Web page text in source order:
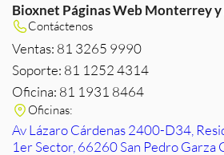
Bioxnet Páginas Web Monterrey
Contáctenos
Ventas: 81 3265 9990
Soporte: 81 1252 4314
Oficina: 81 1931 8464
Oficinas:
Av Lázaro Cárdenas 2400-D34,
1er Sector, 66260 San Pedro Garza